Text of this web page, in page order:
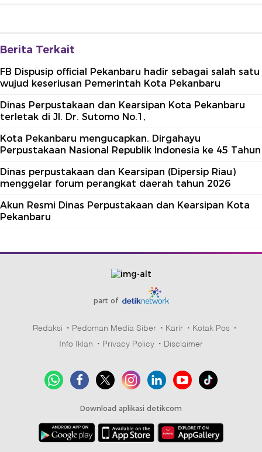
Berita Terkait
FB Dispusip official Pekanbaru hadir sebagai salah satu
wujud keseriusan Pemerintah Kota Pekanbaru
Dinas Perpustakaan dan Kearsipan Kota Pekanbaru
terletak di Jl. Dr. Sutomo No.1,
Kota Pekanbaru mengucapkan. Dirgahayu
Perpustakaan Nasional Republik Indonesia ke 45 Tahun
Dinas perpustakaan dan Kearsipan (Dipersip Riau)
menggelar forum perangkat daerah tahun 2026
Akun Resmi Dinas Perpustakaan dan Kearsipan Kota
Pekanbaru
part of
Redaksi Pedoman Media Siber Karir
Kotak Pos
Info Iklan
Privacy Policy Disclaimer
Download aplikasi detikcom